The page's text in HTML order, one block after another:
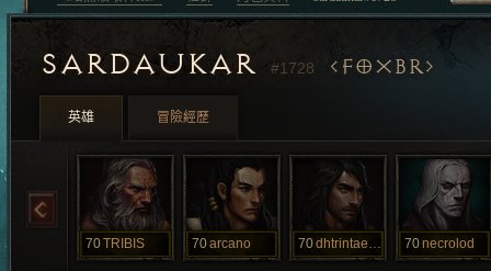
SARDAUKAR #1728 FOXBR
英雄 冒險經歷
70TRIBIS 70arcano 70 dhtrintaecin 70necrolod